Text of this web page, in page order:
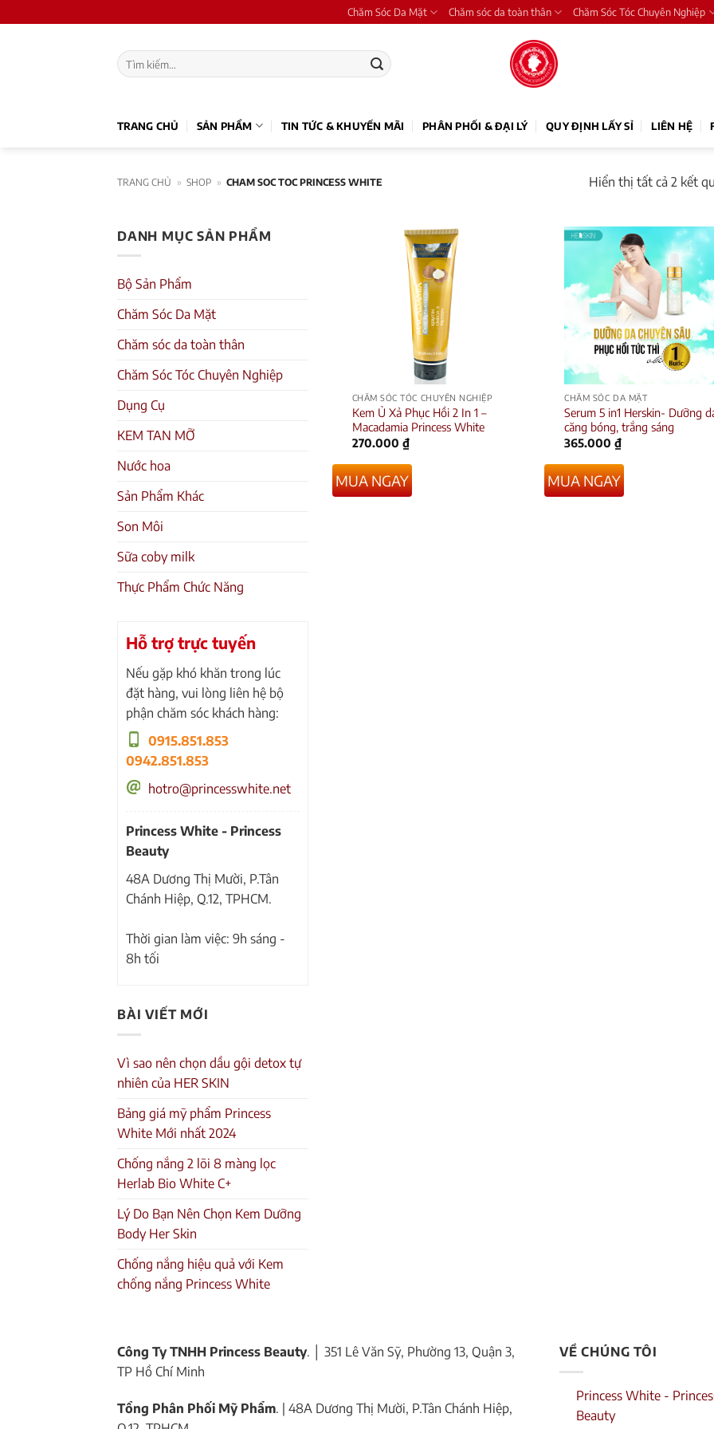
to
Chăm Sóc Da Mặt Chăm sóc da toàn thân Chăm Sóc Tóc Chuyên Nghiệp
Tìm
kiếm:
TRANG CHỦ SẢN PHẨM TIN TỨC & KHUYẾN MÃI PHÂN PHỐI & ĐẠI LÝ QUY ĐỊNH LẤY SỈ LIÊN HỆ
TRANG CHỦ » SHOP » CHAM SOC TOC PRINCESS WHITE Hiển thị tất cả 2 kết
DANH MỤC SẢN PHẨM
Bộ Sản Phẩm
Chăm Sóc Da Mặt
Chăm sóc da toàn thân
Chăm Sóc Tóc Chuyên Nghiệp
Dụng Cụ
KEM TAN MỠ
Nước hoa
Sản Phẩm Khác
Son Môi
Sữa coby milk
Thực Phẩm Chức Năng
Hỗ trợ trực tuyến
Nếu gặp khó khăn trong lúc
đặt hàng, vui lòng liên hệ bộ
phận chăm sóc khách hàng:
0915.851.853
0942.851.853
hotro@princesswhite.net
Princess White - Princess
Beauty
48A Dương Thị Mười, P.Tân
Chánh Hiệp, Q.12, TPHCM.
Thời gian làm việc: 9h sáng -
8h tối
BÀI VIẾT MỚI
Vì sao nên chọn dầu gội detox tự
nhiên của HER SKIN
Bảng giá mỹ phẩm Princess
White Mới nhất 2024
Chống nắng 2 lõi 8 màng lọc
Herlab Bio White C+
Lý Do Bạn Nên Chọn Kem Dưỡng
Body Her Skin
Chống nắng hiệu quả với Kem
chống nắng Princess White
CHĂM SÓC TÓC CHUYÊN NGHIỆP
Kem Ủ Xả Phục Hồi 2 In 1 –
Macadamia Princess White
270.000 ₫
MUA NGAY
CHĂM SÓC DA MẶT
Serum 5 in1 Herskin- Dưỡng
căng bóng, trắng sáng
365.000₫
MUA NGAY
Công Ty TNHH Princess Beauty. │ 351 Lê Văn Sỹ, Phường 13, Quận 3,
TP Hồ Chí Minh
Tổng Phân Phối Mỹ Phẩm. | 48A Dương Thị Mười, P.Tân Chánh Hiệp,
VỀ CHÚNG TÔI
Princess White -
Beauty